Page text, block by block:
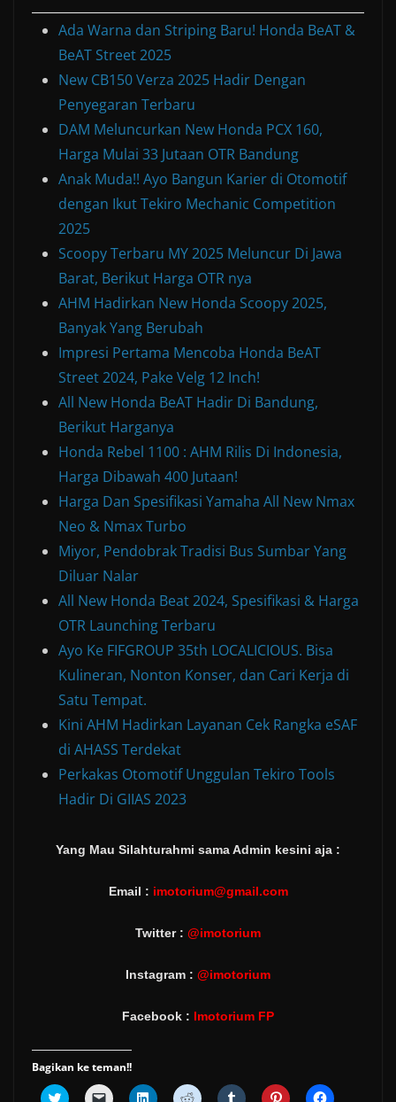
Ada Warna dan Striping Baru! Honda BeAT &
BeAT Street 2025
New CB150 Verza 2025 Hadir Dengan
Penyegaran Terbaru
DAM Meluncurkan New Honda PCX 160,
Harga Mulai 33 Jutaan OTR Bandung
Anak Muda!! Ayo Bangun Karier di Otomotif
dengan Ikut Tekiro Mechanic Competition
2025
Scoopy Terbaru MY 2025 Meluncur Di Jawa
Barat, Berikut Harga OTR nya
AHM Hadirkan New Honda Scoopy 2025,
Banyak Yang Berubah
Impresi Pertama Mencoba Honda BeAT
Street 2024, Pake Velg 12 Inch!
All New Honda BeAT Hadir Di Bandung,
Berikut Harganya
Honda Rebel 1100 : AHM Rilis Di Indonesia,
Harga Dibawah 400 Jutaan!
Harga Dan Spesifikasi Yamaha All New Nmax
Neo & Nmax Turbo
Miyor, Pendobrak Tradisi Bus Sumbar Yang
Diluar Nalar
All New Honda Beat 2024, Spesifikasi & Harga
OTR Launching Terbaru
Ayo Ke FIFGROUP 35th LOCALICIOUS. Bisa
Kulineran, Nonton Konser, dan Cari Kerja di
Satu Tempat.
Kini AHM Hadirkan Layanan Cek Rangka eSAF
di AHASS Terdekat
Perkakas Otomotif Unggulan Tekiro Tools
Hadir Di GIIAS 2023
Yang Mau Silahturahmi sama Admin kesini aja :
Email : imotorium@gmail.com
Twitter : @imotorium
Instagram : @imotorium
Facebook : Imotorium FP
Bagikan ke teman!!
C C C C C C C